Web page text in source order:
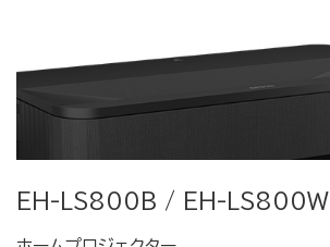
EH-LS800B / EH-LS800W